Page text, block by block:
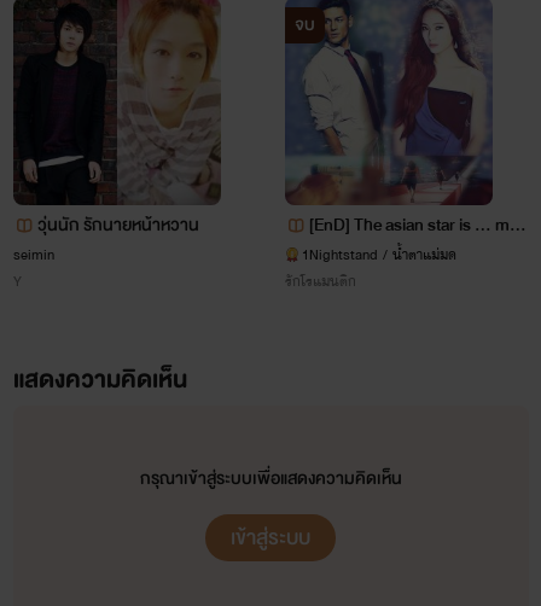
บำบัดราคี เล่ม 1 ตอน จุดเริ่มต้นนักบำบัดสาว
www.mebmarket.com
ออย เด็กสาวอายุ19 ปีจากบ้านนอก เธอเข้าสู่เมืองหลวงเพื่อ
แม่ที่ต่างจังหวัด เธอจึงตัดสินใจเป็นนัก...
วุ่นนัก รักนายหน้าหวาน
seimin
Y
จบ
[EnD] The asian star is ... my l
over (NC18+) & My Bodyguar
d ปกป้องคุณ...ปกป้องรัก
1Nightstand / น้ำตาแม่มด
รักโรแมนติก
แสดงความคิดเห็น
กรุณาเข้าสู่ระบบเพื่อแสดงความคิดเห็น
เข้าสู่ระบบ